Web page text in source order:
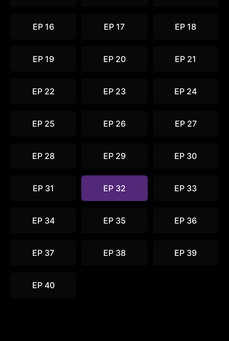
EP 16 EP 17 EP 18
EP 19 EP 20 EP 21
EP 22 EP 23 EP 24
EP 25 EP 26 EP 27
EP 28 EP 29 EP 30
EP 31 EP 32 EP 33
EP 34 EP 35 EP 36
EP 37 EP 38 EP 39
EP 40